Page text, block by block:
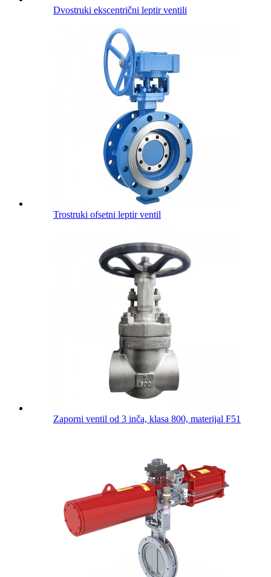
Dvostruki ekscentrični leptir ventili
Trostruki ofsetni leptir ventil
Zaporni ventil od 3 inča, klasa 800, materijal F51